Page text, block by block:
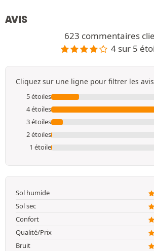
AVIS
623 commentaires
4 sur 5
Cliquez sur une ligne pour filtrer les
5 étoiles
4 étoiles
3 étoiles
2 étoiles
1 étoile
Sol humide
Sol sec
Confort
Qualité/Prix
Bruit